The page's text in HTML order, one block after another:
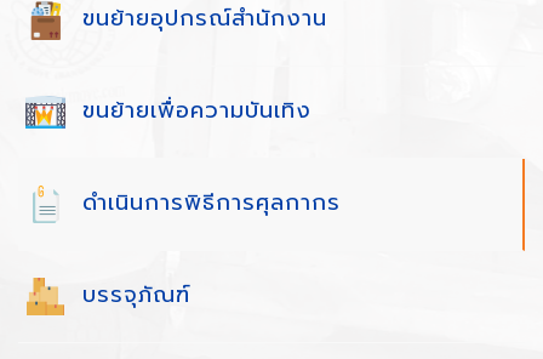
ขนย้ายอุปกรณ์สำนักงาน
ขนย้ายเพื่อความบันเทิง
ดำเนินการพิธีการศุลกากร
บรรจุภัณฑ์